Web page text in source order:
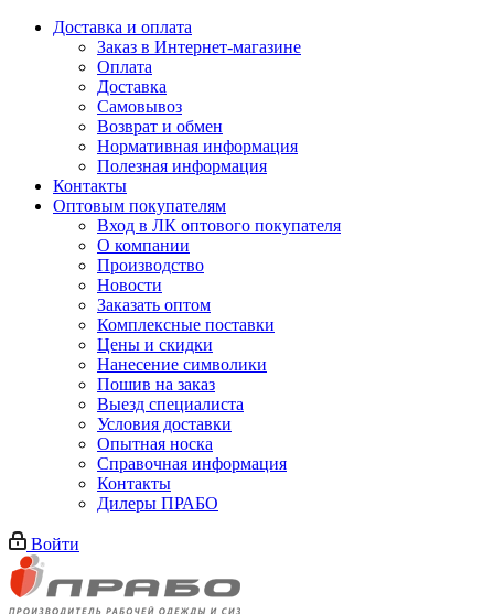
Доставка и оплата
Заказ в Интернет-магазине
Оплата
Доставка
Самовывоз
Возврат и обмен
Нормативная информация
Полезная информация
Контакты
Оптовым покупателям
Вход в ЛК оптового покупателя
О компании
Производство
Новости
Заказать оптом
Комплексные поставки
Цены и скидки
Нанесение символики
Пошив на заказ
Выезд специалиста
Условия доставки
Опытная носка
Справочная информация
Контакты
Дилеры ПРАБО
Войти